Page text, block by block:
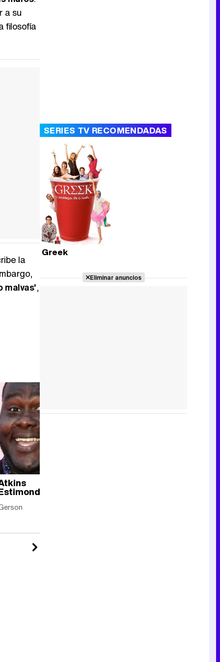
a su
filosofía
la
malvas',
SERIES TV RECOMENDADAS
Greek
Eliminar anuncios